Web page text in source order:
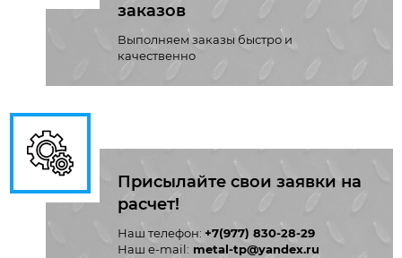
заказов
Выполняем заказы быстро и
качественно
Присылайте свои заявки на
расчет!
Наш телефон: +7(977) 830-28-29
Наш e-mail: metal-tp@yandex.ru